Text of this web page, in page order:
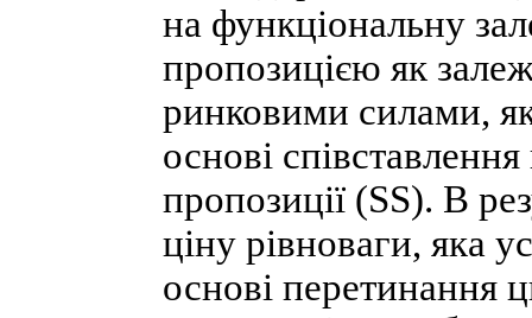
на функціональну
пропозицією як
ринковими силами,
основі
пропозиції (SS). В
ціну рівноваги, яка
основі перетинання